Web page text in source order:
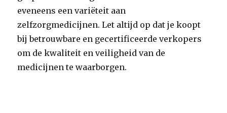
eveneens een variëteit aan
zelfzorgmedicijnen. Let altijd op dat je koopt
bij betrouwbare en gecertificeerde verkopers
om de kwaliteit en veiligheid van de
medicijnen te waarborgen.